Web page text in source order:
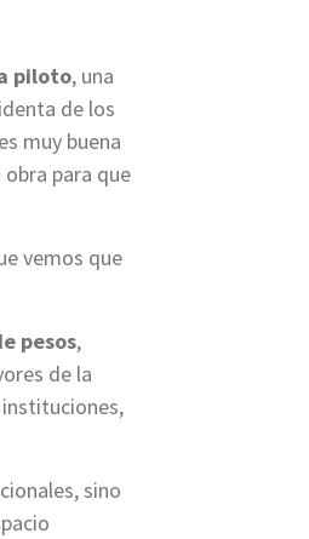
piloto, una
de los
muy buena
para que
vemos que
pesos,
de la
sino